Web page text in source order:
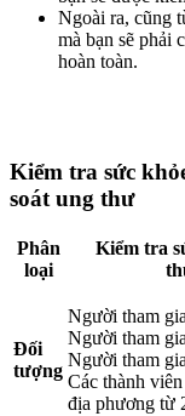
Ngoài ra, cũng
mà bạn sẽ phải
hoàn toàn.
Kiểm tra sức
soát ung thư
Phân
loại
Kiểm tra
Đối
tượng
Người tham
Người tham
Người tham
Các thành
địa phương từ